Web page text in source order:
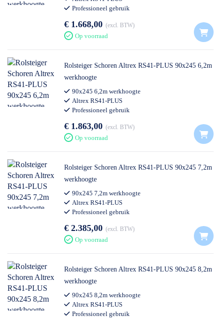
Professioneel gebruik
€ 1.668,00 excl. BTW
Op voorraad
Rolsteiger Schoren Altrex RS41-PLUS 90x245 6,2m
werkhoogte
90x245 6,2m werkhoogte
Altrex RS41-PLUS
Professioneel gebruik
€ 1.863,00 excl. BTW
Op voorraad
Rolsteiger Schoren Altrex RS41-PLUS 90x245 7,2m
werkhoogte
90x245 7,2m werkhoogte
Altrex RS41-PLUS
Professioneel gebruik
€ 2.385,00 excl. BTW
Op voorraad
Rolsteiger Schoren Altrex RS41-PLUS 90x245 8,2m
werkhoogte
90x245 8,2m werkhoogte
Altrex RS41-PLUS
Professioneel gebruik